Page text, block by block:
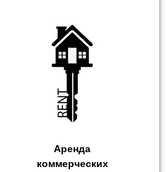
Аренда
коммерческих